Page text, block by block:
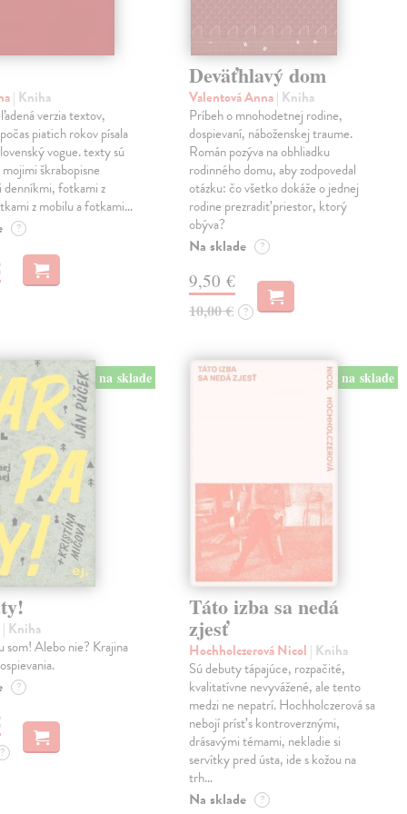
| Kniha
verzia textov,
piatich rokov písala
vogue. texty sú
škrabopisne
denníkmi, fotkami z
z mobilu a fotkami…
?
Deväťhlavý dom
Valentová Anna| Kniha
Príbeh o mnohodetnej rodine,
dospievaní, náboženskej traume.
Román pozýva na obhliadku
rodinného domu, aby zodpovedal
otázku: čo všetko dokáže o jednej
rodine prezradiť priestor, ktorý
obýva?
Na sklade ?
9,50 €
10,00 € ?
na sklade
| Kniha
som! Alebo nie? Krajina
?
?
na sklade
Táto izba sa nedá
zjesť
Hochholczerová Nicol | Kniha
Sú debuty tápajúce, rozpačité,
kvalitatívne nevyvážené, ale tento
medzi ne nepatrí. Hochholczerová sa
nebojí prísť s kontroverznými,
drásavými témami, nekladie si
servítky pred ústa, ide s kožou na
trh…
Na sklade ?